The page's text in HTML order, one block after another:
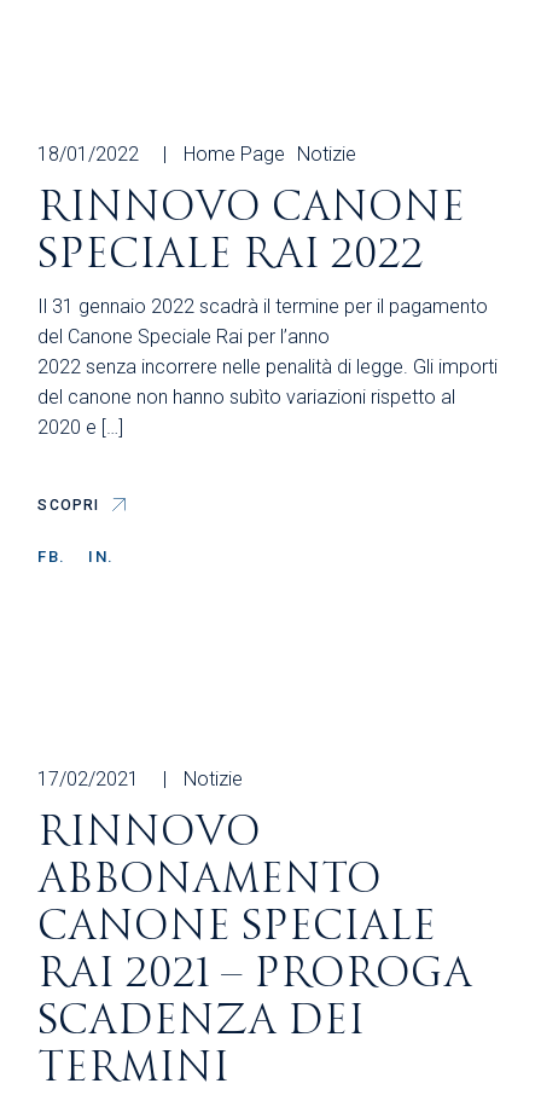
18/01/2022 Home Page Notizie
RINNOVO CANONE
SPECIALE RAI 2022
Il 31 gennaio 2022 scadrà il termine per il pagamento
del Canone Speciale Rai per l’anno
2022 senza incorrere nelle penalità di legge. Gli importi
del canone non hanno subìto variazioni rispetto al
2020 e […]
SCOPRI
FB. IN.
17/02/2021 Notizie
RINNOVO
ABBONAMENTO
CANONE SPECIALE
RAI 2021 – PROROGA
SCADENZA DEI
TERMINI